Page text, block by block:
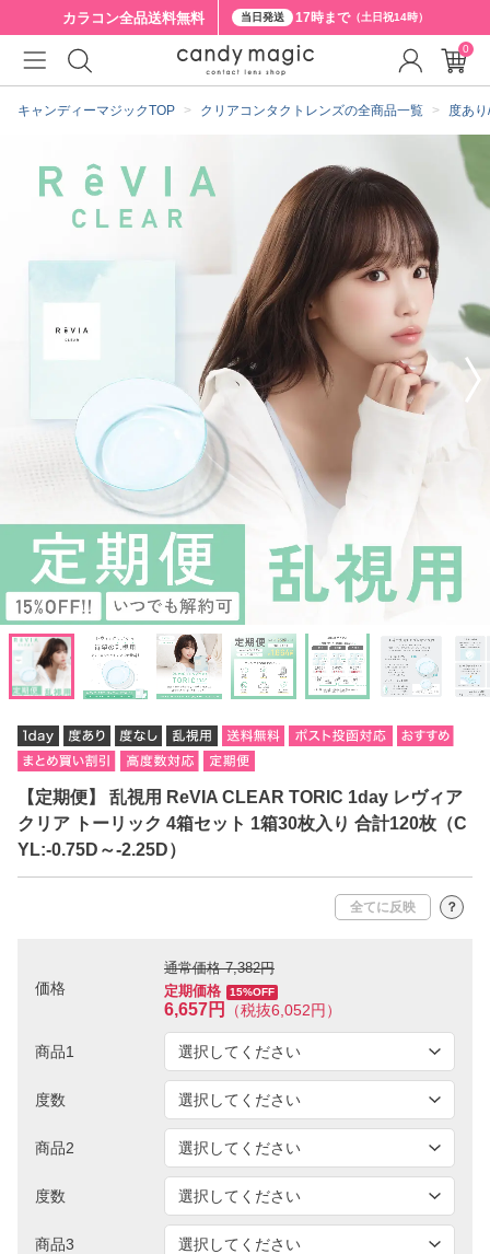
カラコン全品送料無料 当日発送 17時まで（土日祝14時）
キャンディーマジックTOP クリアコンタクトレンズの全商品一覧 度あ
【定期便】 乱視用 ReVIA CLEAR TORIC 1day レヴィア
クリア トーリック 4箱セット 1箱30枚入り 合計120枚（C
YL:-0.75D～-2.25D）
全てに反映 ？
価格
通常価格 7,382円
定期価格
15%OFF
6,657円 （税抜6,052円）
商品1
度数
商品2
度数
商品3
0
クーポン詳細